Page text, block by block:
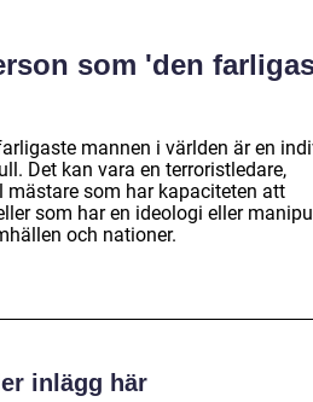
som 'den
mannen i världen är en
Det kan vara en terroristledare,
mästare som har kapaciteten att
som har en ideologi eller
och nationer.
inlägg här